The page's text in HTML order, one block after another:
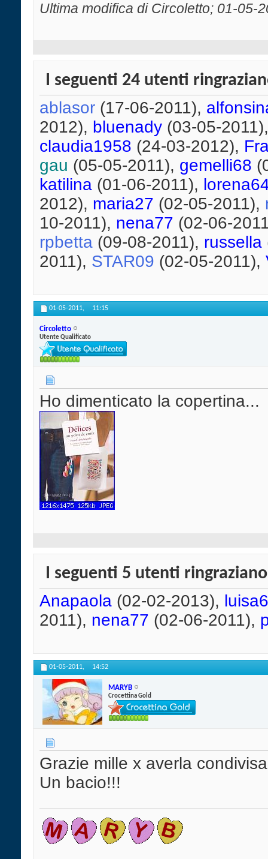
Ultima modifica di Circoletto; 01-05-
I seguenti 24 utenti
ablasor (17-06-2011),
2012), bluenady (03-05-
claudia1958 (24-03-2012),
gau (05-05-2011), gemelli68
katilina (01-06-2011),
2012), maria27 (02-05-2011),
10-2011), nena77 (02-06-
rpbetta (09-08-2011), russella
2011), STAR09 (02-05-2011),
01-05-2011, 11:15
Circoletto
Utente Qualificato
Ho dimenticato la copertina...
I seguenti 5 utenti
Anapaola (02-02-2013),
2011), nena77 (02-06-2011),
01-05-2011, 14:52
MARYB
Crocettina Gold
Grazie mille x averla
Un bacio!!!